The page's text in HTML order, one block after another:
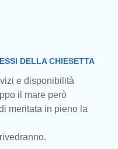
DELLA CHIESETTA
e disponibilità
il mare però
meritata in pieno la